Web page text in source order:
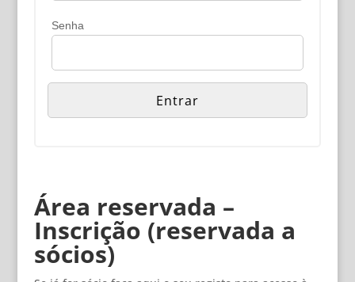
Senha
Área reservada –
Inscrição (reservada a
sócios)